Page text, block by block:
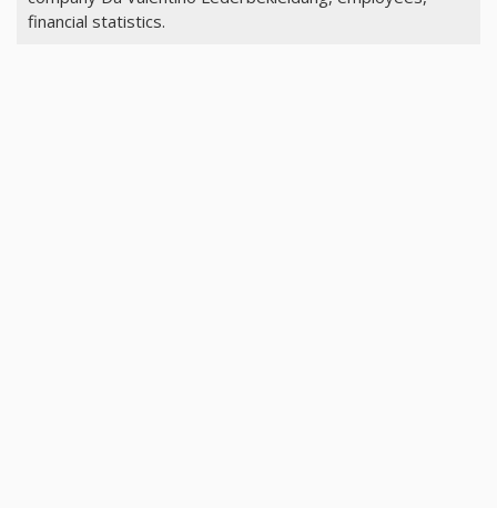
financial statistics.